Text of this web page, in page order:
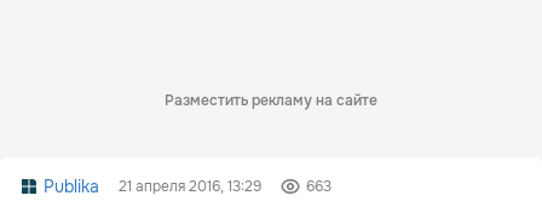
Разместить рекламу на сайте
Publika 21 апреля 2016, 13:29 663